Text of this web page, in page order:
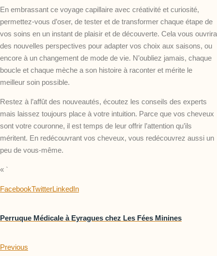
En embrassant ce voyage capillaire avec créativité et curiosité,
permettez-vous d’oser, de tester et de transformer chaque étape de
vos soins en un instant de plaisir et de découverte. Cela vous ouvrira
des nouvelles perspectives pour adapter vos choix aux saisons, ou
encore à un changement de mode de vie. N’oubliez jamais, chaque
boucle et chaque mèche a son histoire à raconter et mérite le
meilleur soin possible.
Restez à l’affût des nouveautés, écoutez les conseils des experts
mais laissez toujours place à votre intuition. Parce que vos cheveux
sont votre couronne, il est temps de leur offrir l’attention qu’ils
méritent. En redécouvrant vos cheveux, vous redécouvrez aussi un
peu de vous-même.
« `
FacebookTwitterLinkedIn
Perruque Médicale à Eyragues chez Les Fées Minines
Previous